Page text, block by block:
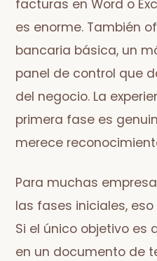
facturas en Word o
es enorme. También
bancaria básica, un
panel de control que
del negocio. La
primera fase es
merece
Para muchas
las fases iniciales,
Si el único objetivo es
en un documento de